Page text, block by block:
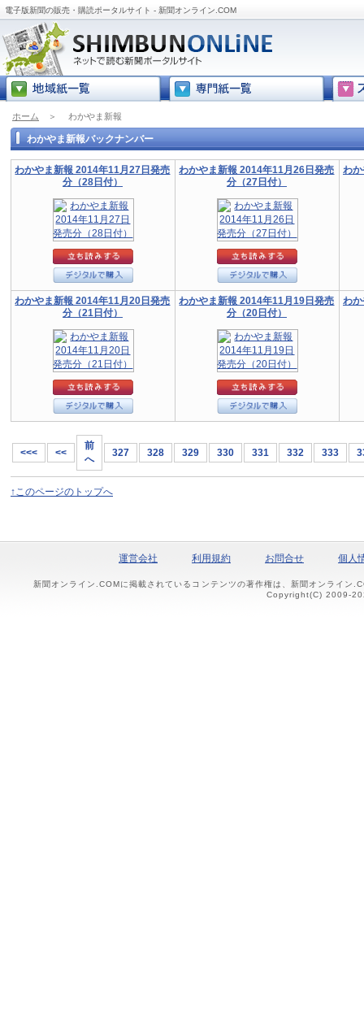
電子版新聞の販売・購読ポータルサイト - 新聞オンライン.COM
ホーム ＞ わかやま新報
わかやま新報バックナンバー
わかやま新報 2014年11月27日発売
分（28日付）
わかやま新報 2014年11月26日発売
分（27日付）
わ
わかやま新報 2014年11月20日発売
分（21日付）
わかやま新報 2014年11月19日発売
分（20日付）
わ
<<< <<
前
へ
327 328 329 330 331 332 333
↑このページのトップへ
運営会社 利用規約 お問合せ 個人
新聞オンライン.COMに掲載されているコンテンツの著作権は、新聞オンライン
Copyright(C) 2009-